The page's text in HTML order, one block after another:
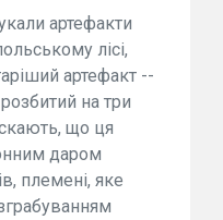
артефакти
лісі,
артефакт --
на три
що ця
даром
племені, яке